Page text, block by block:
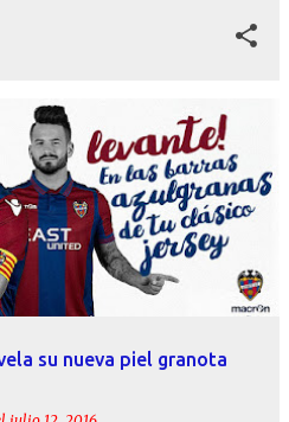
su nueva piel granota
MARTÍNEZ LEVANTE